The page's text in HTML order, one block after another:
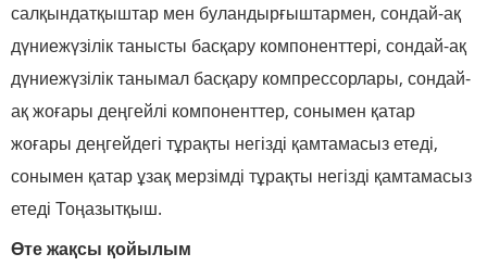
салқындатқыштар мен буландырғыштармен, сондай-ақ
дүниежүзілік танысты басқару компоненттері, сондай-ақ
дүниежүзілік танымал басқару компрессорлары, сондай-
ақ жоғары деңгейлі компоненттер, сонымен қатар
жоғары деңгейдегі тұрақты негізді қамтамасыз етеді,
сонымен қатар ұзақ мерзімді тұрақты негізді қамтамасыз
етеді Тоңазытқыш.
Өте жақсы қойылым